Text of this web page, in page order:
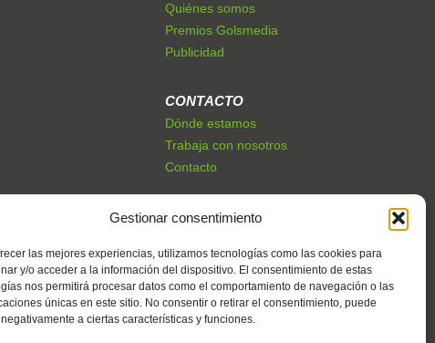
Gestionar consentimiento
las mejores experiencias, utilizamos tecnologías como las cookies para
y/o acceder a la información del dispositivo. El consentimiento de estas
nos permitirá procesar datos como el comportamiento de navegación o las
únicas en este sitio. No consentir o retirar el consentimiento, puede
a ciertas características y funciones.
Quiénes somos
Premios Golsmedia
Publicidad
CONTACTO
Dónde estamos
Trabaja con nosotros
Contacto